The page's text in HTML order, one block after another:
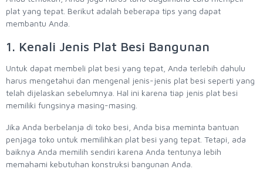
plat yang tepat. Berikut adalah beberapa tips yang dapat
membantu Anda.
1. Kenali Jenis Plat Besi Bangunan
Untuk dapat membeli plat besi yang tepat, Anda terlebih dahulu
harus mengetahui dan mengenal jenis-jenis plat besi seperti yang
telah dijelaskan sebelumnya. Hal ini karena tiap jenis plat besi
memiliki fungsinya masing-masing.
Jika Anda berbelanja di toko besi, Anda bisa meminta bantuan
penjaga toko untuk memilihkan plat besi yang tepat. Tetapi, ada
baiknya Anda memilih sendiri karena Anda tentunya lebih
memahami kebutuhan konstruksi bangunan Anda.